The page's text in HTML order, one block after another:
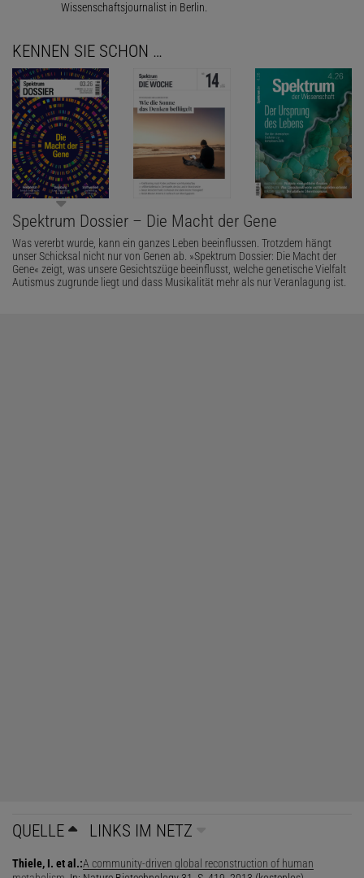
Wissenschaftsjournalist in Berlin.
KENNEN SIE SCHON …
Spektrum Dossier – Die Macht der Gene
Was vererbt wurde, kann ein ganzes Leben beeinflussen. Trotzdem hängt
unser Schicksal nicht nur von Genen ab. »Spektrum Dossier: Die Macht der
Gene« zeigt, was unsere Gesichtszüge beeinflusst, welche genetische Vielfalt
Autismus zugrunde liegt und dass Musikalität mehr als nur Veranlagung ist.
QUELLE LINKS IM NETZ
Thiele, I. et al.:A community-driven global reconstruction of human